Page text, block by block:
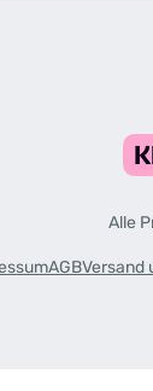
Alle
AGBVersand